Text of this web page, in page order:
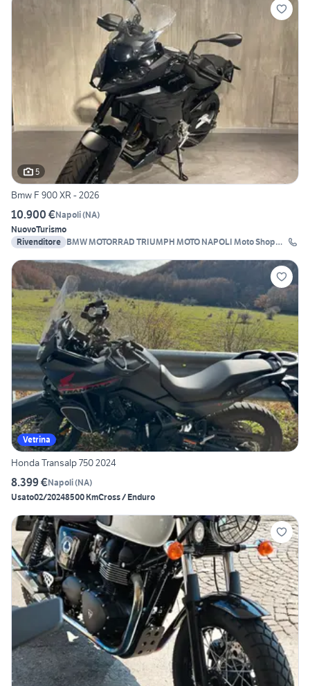
5
Bmw F 900 XR - 2026
10.900 €Napoli(NA)
NuovoTurismo
Rivenditore BMW MOTORRAD TRIUMPH MOTO NAPOLI Moto Shop
Vetrina
Honda Transalp 750 2024
8.399 €Napoli(NA)
Usato02/20248500 KmCross / Enduro